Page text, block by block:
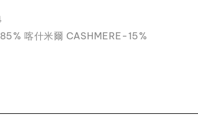
喀什米爾 CASHMERE-15%